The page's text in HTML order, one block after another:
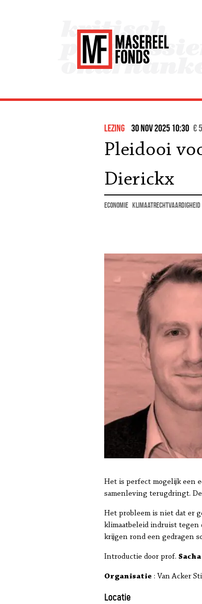
lezing 30 nov 2025 10:30 €
Pleidooi
Dierickx
economie klimaatrechtvaardigheid
Het is perfect mogelijk een
samenleving terugdringt.
Het probleem is niet dat er
klimaatbeleid indruist tegen
krijgen rond een gedragen
Introductie door prof.
Organisatie : Van Acker
Locatie